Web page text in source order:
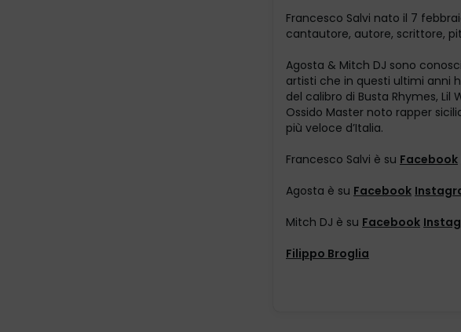
Francesco Salvi nato il 7
cantautore, autore, scrittore,
Agosta & Mitch DJ sono
artisti che in questi ultimi anni
del calibro di Busta Rhymes,
Ossido Master noto rapper
più veloce d’Italia.
Francesco Salvi è su Facebook
Agosta è su Facebook
Mitch DJ è su Facebook
Filippo Broglia